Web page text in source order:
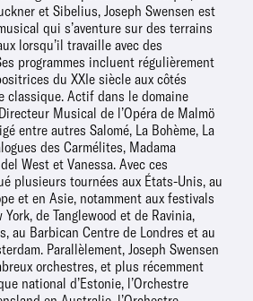
et Sibelius, Joseph Swensen est
qui s’aventure sur des terrains
lorsqu’il travaille avec des
programmes incluent régulièrement
du XXIe siècle aux côtés
classique. Actif dans le domaine
Musical de l’Opéra de Malmö
entre autres Salomé, La Bohème, La
des Carmélites, Madama
West et Vanessa. Avec ces
plusieurs tournées aux États-Unis, au
et en Asie, notamment aux festivals
de Tanglewood et de Ravinia,
au Barbican Centre de Londres et au
Parallèlement, Joseph Swensen
orchestres, et plus récemment
national d’Estonie, l’Orchestre